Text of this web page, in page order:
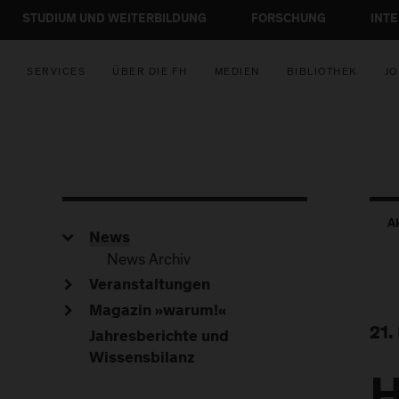
STUDIUM UND WEITERBILDUNG FORSCHUNG
SERVICES ÜBER DIE FH MEDIEN BIBLIOTHEK
21.
News
News Archiv
Veranstaltungen
Magazin »warum!«
Jahresberichte und
Wissensbilanz